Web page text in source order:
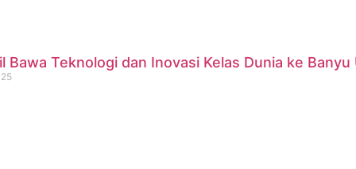
Bawa Teknologi dan Inovasi Kelas Dunia ke Banyu